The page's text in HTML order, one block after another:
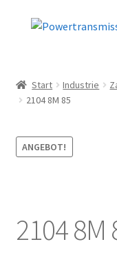
Zur
Zum
AGB
Blog
Start Industrie
2104 8M 85
ANGEBOT!
2104 8M